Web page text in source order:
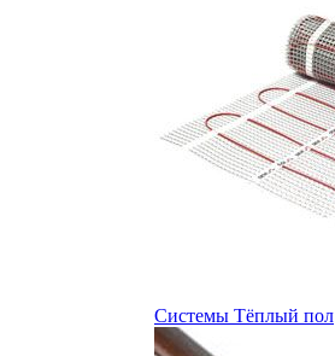
Системы Тёплый пол